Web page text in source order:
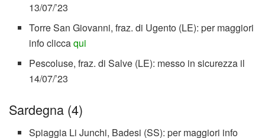
13/07/’23
Torre San Giovanni, fraz. di Ugento (LE): per maggiori
info cliccaqui
Pescoluse, fraz. di Salve (LE): messo in sicurezza il
14/07/’23
Sardegna (4)
Spiaggia Li Junchi, Badesi (SS): per maggiori info